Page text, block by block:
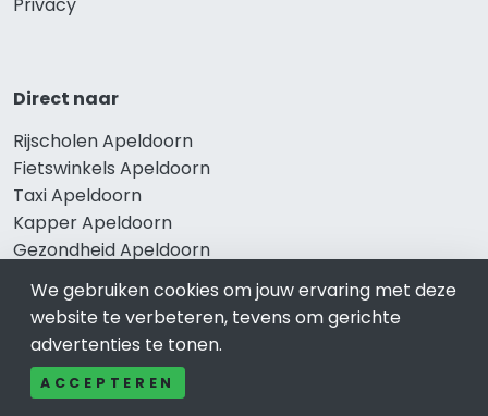
Direct naar
Rijscholen Apeldoorn
Fietswinkels Apeldoorn
Taxi Apeldoorn
Kapper Apeldoorn
Gezondheid Apeldoorn
Gezond eten Apeldoorn
Bekend in Apeldoorn
We gebruiken cookies om jouw ervaring met deze
website te verbeteren, tevens om gerichte
advertenties te tonen.
ACCEPTEREN